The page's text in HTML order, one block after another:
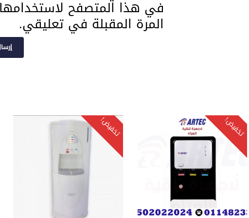
في هذا المتصفح
المرة المقبلة في تعليقي.
تخفيض! تخفيض!